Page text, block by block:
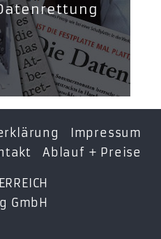
Impressum
Ablauf + Preise
GmbH